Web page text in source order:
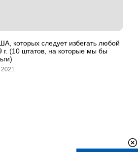
которых следует избегать любой
г. (10 штатов, на которые мы бы